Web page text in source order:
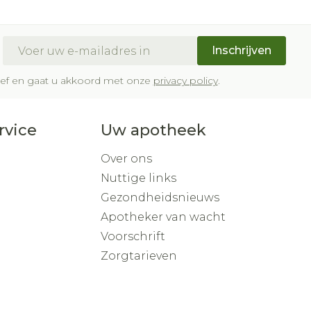
Inschrijven
en gaat u akkoord met onze privacy policy.
Uw apotheek
Over ons
Nuttige links
Gezondheidsnieuws
Apotheker van wacht
Voorschrift
Zorgtarieven